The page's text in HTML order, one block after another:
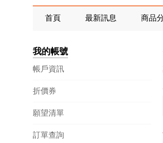
家長樂了!「風車書版集團暨FOOD
如需更改或重開發票 需在訂單成
老師您好!!幼教會員火熱招募中~
首頁 最新訊息 商品
我的帳號
帳戶資訊
折價券
願望清單
訂單查詢